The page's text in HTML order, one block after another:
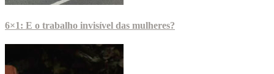
6×1: E o trabalho invisível das mulheres?